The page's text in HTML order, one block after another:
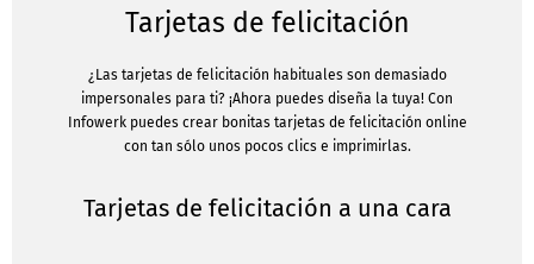
Tarjetas de felicitación
¿Las tarjetas de felicitación habituales son demasiado
impersonales para ti? ¡Ahora puedes diseña la tuya! Con
Infowerk puedes crear bonitas tarjetas de felicitación online
con tan sólo unos pocos clics e imprimirlas.
Tarjetas de felicitación a una cara